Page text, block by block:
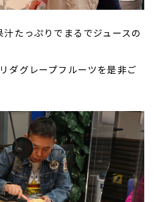
汁たっぷりでまるでジュースの
ダグレープフルーツを是非ご